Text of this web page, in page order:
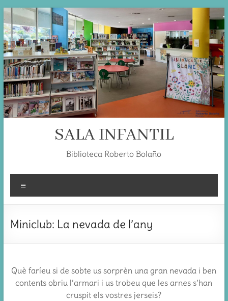
Skip
to
content
SALA INFANTIL
Biblioteca Roberto Bolaño
Miniclub: La nevada de l’any
Què faríeu si de sobte us sorprèn una gran nevada i ben
contents obriu l’armari i us trobeu que les arnes s’han
cruspit els vostres jerseis?